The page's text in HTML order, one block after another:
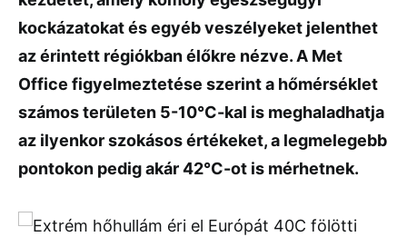
kockázatokat és egyéb veszélyeket jelenthet
az érintett régiókban élőkre nézve. A Met
Office figyelmeztetése szerint a hőmérséklet
számos területen 5-10°C-kal is meghaladhatja
az ilyenkor szokásos értékeket, a legmelegebb
pontokon pedig akár 42°C-ot is mérhetnek.